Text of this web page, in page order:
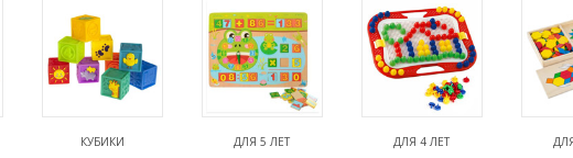
КУБИКИ ДЛЯ 5 ЛЕТ ДЛЯ 4 ЛЕТ